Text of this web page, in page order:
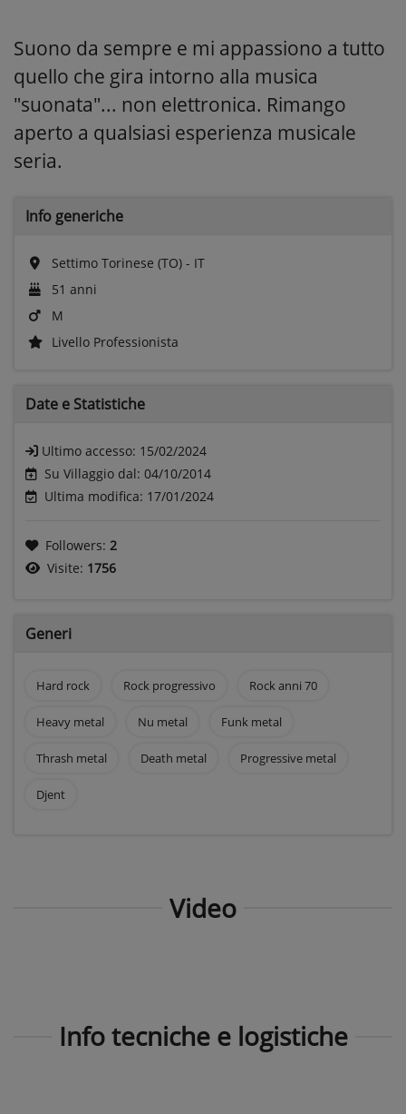
Suono da sempre e mi appassiono a tutto
quello che gira intorno alla musica
"suonata"... non elettronica. Rimango
aperto a qualsiasi esperienza musicale
seria.
Info generiche
Settimo Torinese (TO) - IT
51 anni
M
Livello Professionista
Date e Statistiche
Ultimo accesso: 15/02/2024
Su Villaggio dal: 04/10/2014
Ultima modifica: 17/01/2024
Followers: 2
Visite: 1756
Generi
Hard rock Rock progressivo Rock anni 70
Heavy metal Nu metal Funk metal
Thrash metal Death metal Progressive metal
Djent
Video
Info tecniche e logistiche